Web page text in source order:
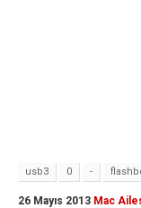
usb3 0 -
26 Mayıs 2013 Mac